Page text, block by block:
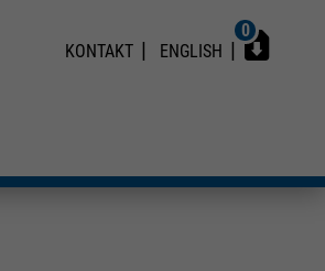
KONTAKT ENGLISH
0